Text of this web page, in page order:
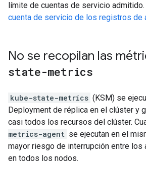
límite de cuentas de servicio admitido.
cuenta de servicio de los registros de
No se recopilan las
state-metrics
kube-state-metrics (KSM) se
Deployment de réplica en el clúster y
casi todos los recursos del clúster.
metrics-agent se ejecutan en el
mayor riesgo de interrupción entre los
en todos los nodos.